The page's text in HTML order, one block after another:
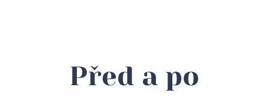
Před a po